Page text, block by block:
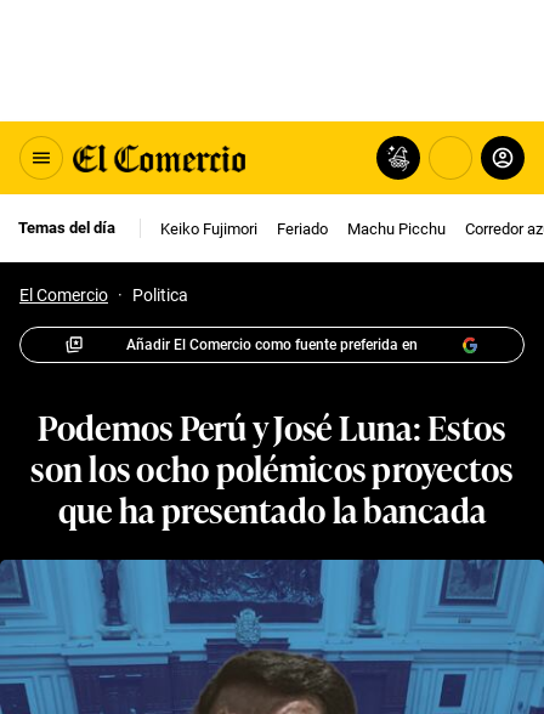
Temas del día Keiko Fujimori Feriado Machu Picchu Corredor
El Comercio · Politica
Añadir El Comercio como fuente preferida en
Podemos Perú y José Luna: Estos
son los ocho polémicos proyectos
que ha presentado la bancada